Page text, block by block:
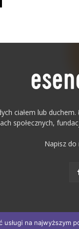
ciałem lub
społecznych,
Napisz
na najwyższym